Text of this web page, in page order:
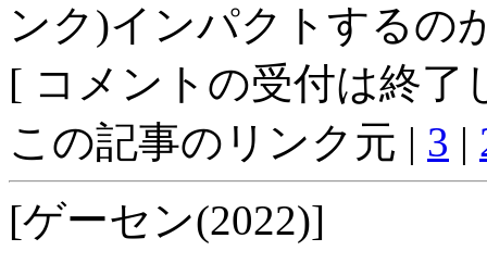
ンク)インパクトするの
[ コメントの受付は終了
この記事のリンク元 | 3 |
[ゲーセン(2022)]